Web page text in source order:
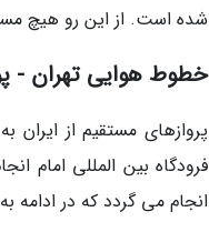
شده است. از این رو هیچ
خطوط هوایی تهران -
پروازهای مستقیم از ایران
فرودگاه بین المللی امام
انجام می گردد که در ادامه